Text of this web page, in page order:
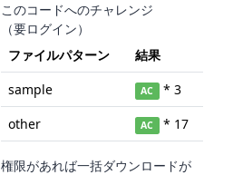
このコードへのチャレンジ
（要ログイン）
ファイルパターン
結果
sample
AC * 3
other
AC * 17
権限があれば一括ダウンロードが